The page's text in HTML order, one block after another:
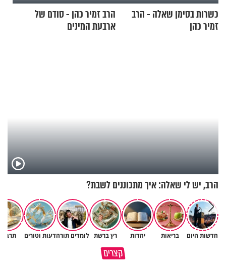
כשרות בסימן שאלה - הרב
זמיר כהן
הרב זמיר כהן - סודם של
ארבעת המינים
הרב, יש לי שאלה: איך מתכוננים לשבת?
חדשות היום בריאות יהדות רץ ברשת לומדים תורהדעות וטורים
קצרים
כיצד ניתן להרחיב דעתו של